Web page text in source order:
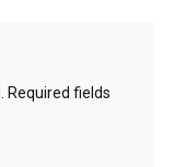
Required fields